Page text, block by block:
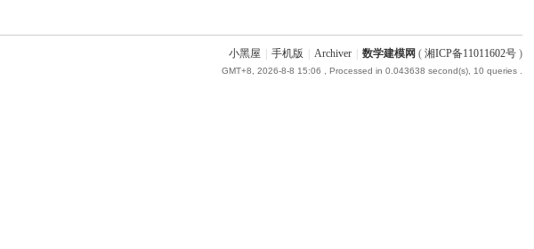
小黑屋 手机版 Archiver 数学建模网 ( 湘ICP备11011602号)
GMT+8, 2026-8-8 15:06 , Processed in 0.043638 second(s), 10 queries .